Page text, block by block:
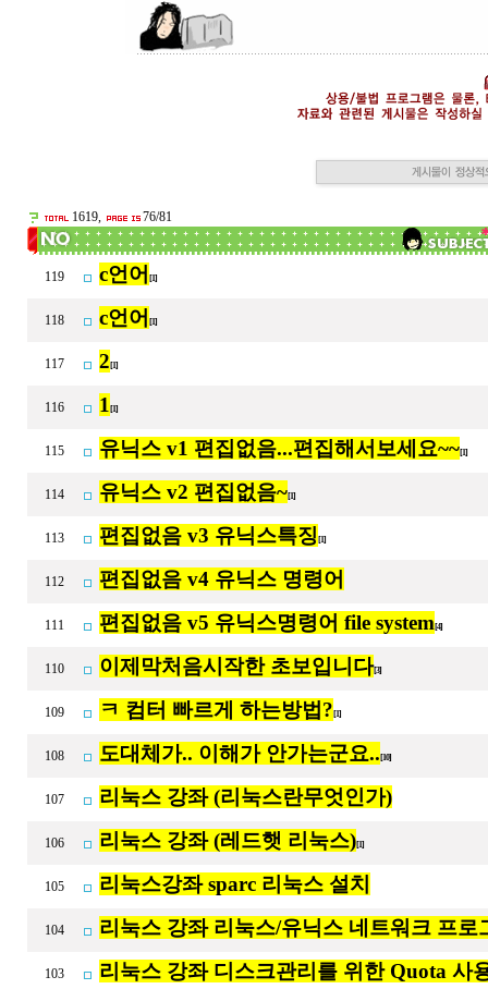
1619, 76/81
119 c언어 [1]
118 c언어 [1]
117 2 [1]
116 1 [1]
115 유닉스 v1 편집없음...편집해서보세요~~[1]
114 유닉스 v2 편집없음~[1]
113 편집없음 v3 유닉스특징 [1]
112 편집없음 v4 유닉스 명령어
111 편집없음 v5 유닉스명령어 file system[4]
110 이제막처음시작한 초보입니다[3]
109 ㅋ 컴터 빠르게 하는방법? [1]
108 도대체가.. 이해가 안가는군요.. [10]
107 리눅스 강좌 (리눅스란무엇인가)
106 리눅스 강좌 (레드햇 리눅스)[1]
105 리눅스강좌 sparc 리눅스 설치
104 리눅스 강좌 리눅스/유닉스 네트워크 프로
103 리눅스 강좌 디스크관리를 위한 Quota 사